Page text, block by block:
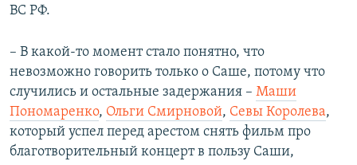
ВС РФ.
– В какой-то момент стало понятно, что
невозможно говорить только о Саше, потому что
случились и остальные задержания – Маши
Пономаренко, Ольги Смирновой, Севы Королева,
который успел перед арестом снять фильм про
благотворительный концерт в пользу Саши,